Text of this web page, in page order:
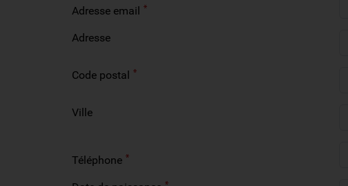
Adresse email
Adresse
Code postal
Ville
Téléphone